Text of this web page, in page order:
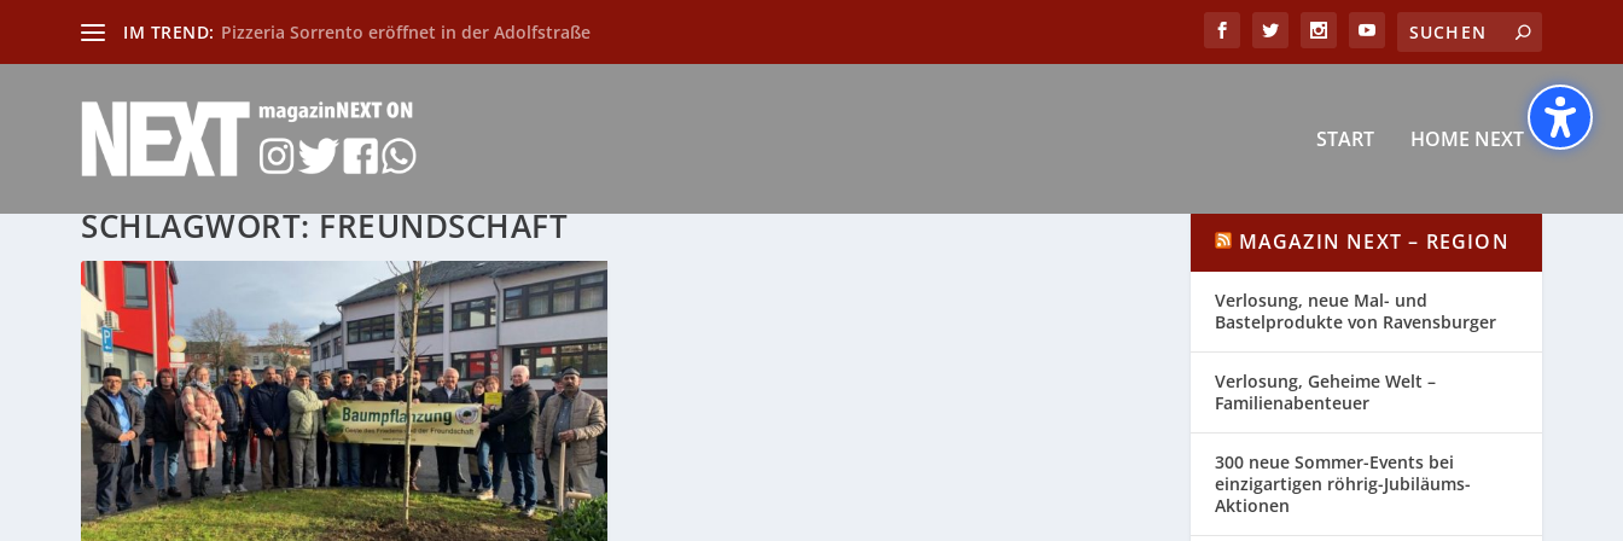
IM TREND: Pizzeria Sorrento eröffnet in der Adolfstraße
START HOME NEXT
SCHLAGWORT:FREUNDSCHAFT MAGAZIN NEXT – REGION
Verlosung, neue Mal- und
Bastelprodukte von Ravensburger
Verlosung, Geheime Welt –
Familienabenteuer
300 neue Sommer-Events bei
einzigartigen röhrig-Jubiläums-
Aktionen